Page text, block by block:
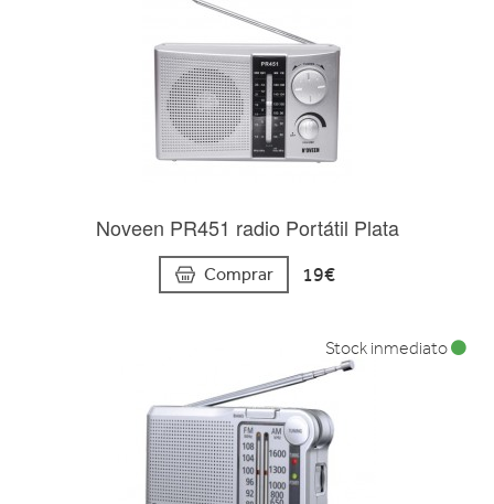
Noveen PR451 radio Portátil Plata
Comprar 19€
Stock inmediato